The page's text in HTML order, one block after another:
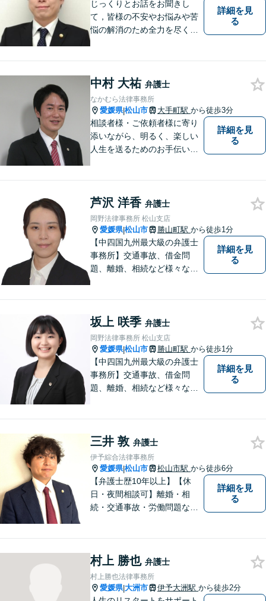
じっくりとお話をお聞きし
て，皆様の不安やお悩みや苦
悩の解消のため全力を尽くし
詳細を見
る
中村 大祐 弁護士
なかむら法律事務所
愛媛県|松山市 大手町駅 から徒歩3分
相談者様・ご依頼者様に寄り
添いながら、明るく、楽しい
人生を送るためのお手伝いを
詳細を見
る
芦沢 洋香 弁護士
岡野法律事務所 松山支店
愛媛県|松山市 勝山町駅 から徒歩1分
【中四国九州最大級の弁護士
事務所】交通事故、借金問
題、離婚、相続など様々な問
い！
詳細を見
る
坂上 咲季 弁護士
岡野法律事務所 松山支店
愛媛県|松山市 勝山町駅 から徒歩1分
【中四国九州最大級の弁護士
事務所】交通事故、借金問
題、離婚、相続など様々な問
い！
詳細を見
る
三井 敦 弁護士
伊予綜合法律事務所
愛媛県|松山市 松山市駅 から徒歩6分
【弁護士歴10年以上】【休
日・夜間相談可】離婚・相
続・交通事故・労働問題など
指します【オンライン相談
可】【松山市駅徒歩8分】
詳細を見
る
村上 勝也 弁護士
村上勝也法律事務所
愛媛県|大洲市 伊予大洲駅 から徒歩2分